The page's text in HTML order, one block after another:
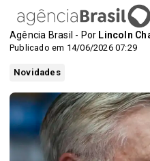
Agência Brasil - Por Lincoln
Publicado em 14/06/2026 07:29
Novidades